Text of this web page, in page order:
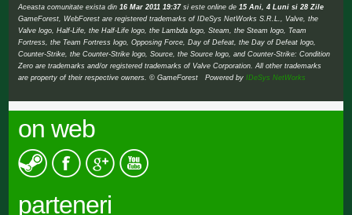
Aceasta comunitate exista din16 Mar 2011 19:37si este online de15 Ani, 4 Luni si 28 Zile
GameForest, WebForest are registered trademarks of IDeSys NetWorks S.R.L., Valve, the
Valve logo, Half-Life, the Half-Life logo, the Lambda logo, Steam, the Steam logo, Team
Fortress, the Team Fortress logo, Opposing Force, Day of Defeat, the Day of Defeat logo,
Counter-Strike, the Counter-Strike logo, Source, the Source logo, and Counter-Strike: Condition
Zero are trademarks and/or registered trademarks of Valve Corporation. All other trademarks
are property of their respective owners. © GameForest Powered byIDeSys NetWorks
on web
parteneri